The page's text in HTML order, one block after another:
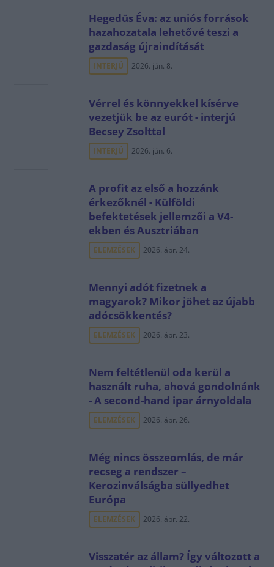
Hegedüs Éva: az uniós források
hazahozatala lehetővé teszi a
gazdaság újraindítását
INTERJÚ 2026. jún. 8.
Vérrel és könnyekkel kísérve
vezetjük be az eurót - interjú
Becsey Zsolttal
INTERJÚ 2026. jún. 6.
A profit az első a hozzánk
érkezőknél - Külföldi
befektetések jellemzői a V4-
ekben és Ausztriában
ELEMZÉSEK 2026. ápr. 24.
Mennyi adót fizetnek a
magyarok? Mikor jöhet az újabb
adócsökkentés?
ELEMZÉSEK 2026. ápr. 23.
Nem feltétlenül oda kerül a
használt ruha, ahová gondolnánk
- A second-hand ipar árnyoldala
ELEMZÉSEK 2026. ápr. 26.
Még nincs összeomlás, de már
recseg a rendszer –
Kerozinválságba süllyedhet
Európa
ELEMZÉSEK 2026. ápr. 22.
Visszatér az állam? Így változott a